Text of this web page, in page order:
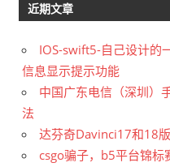
近期文章
IOS-swift5-自己设计的
信息显示提示功能
中国广东电信（深圳）
法
达芬奇Davinci17和18
csgo骗子，b5平台锦标